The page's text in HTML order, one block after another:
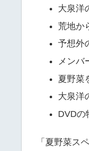
大泉洋
荒地か
予想外
メンバ
夏野菜
大泉洋
DVDの
「夏野菜ス